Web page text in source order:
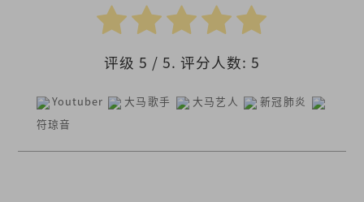
评级 5 / 5. 评分人数: 5
Youtuber 大马歌手 大马艺人
新冠肺炎
符琼音